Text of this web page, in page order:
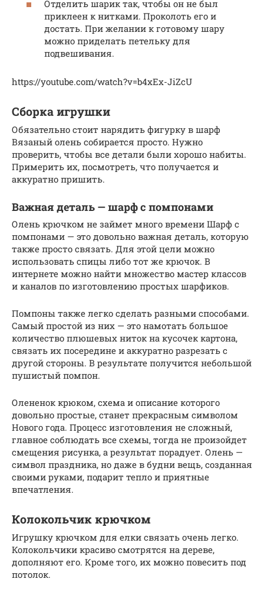
Отделить шарик так, чтобы он не был
приклеен к нитками. Проколоть его и
достать. При желании к готовому шару
можно приделать петельку для
подвешивания.
https://youtube.com/watch?v=b4xEx-JiZcU
Сборка игрушки
Обязательно стоит нарядить фигурку в шарф
Вязаный олень собирается просто. Нужно
проверить, чтобы все детали были хорошо набиты.
Примерить их, посмотреть, что получается и
аккуратно пришить.
Важная деталь — шарф с помпонами
Олень крючком не займет много времени Шарф с
помпонами — это довольно важная деталь, которую
также просто связать. Для этой цели можно
использовать спицы либо тот же крючок. В
интернете можно найти множество мастер классов
и каналов по изготовлению простых шарфиков.
Помпоны также легко сделать разными способами.
Самый простой из них — это намотать большое
количество плюшевых ниток на кусочек картона,
связать их посередине и аккуратно разрезать с
другой стороны. В результате получится небольшой
пушистый помпон.
Олененок крюком, схема и описание которого
довольно простые, станет прекрасным символом
Нового года. Процесс изготовления не сложный,
главное соблюдать все схемы, тогда не произойдет
смещения рисунка, а результат порадует. Олень —
символ праздника, но даже в будни вещь, созданная
своими руками, подарит тепло и приятные
впечатления.
Колокольчик крючком
Игрушку крючком для елки связать очень легко.
Колокольчики красиво смотрятся на дереве,
дополняют его. Кроме того, их можно повесить под
потолок.